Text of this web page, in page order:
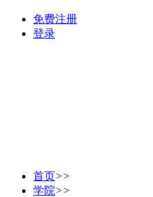
免费注册
登录
首页>>
学院>>